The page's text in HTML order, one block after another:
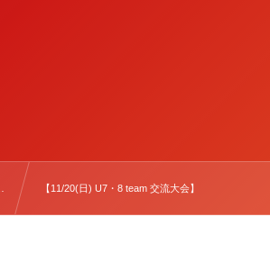
【11/20(日) U7・8 team 交流大会】